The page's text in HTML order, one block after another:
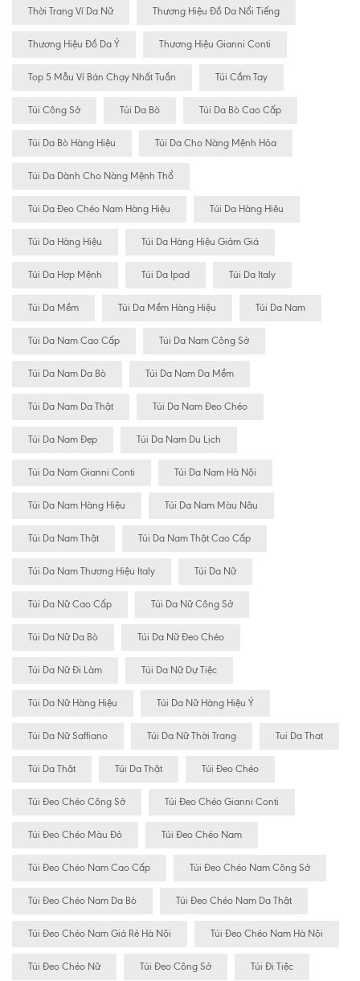
Thời Trang Ví Da Nữ Thương Hiệu Đồ Da Nổi Tiếng
Thương Hiệu Đồ Da Ý Thương Hiệu Gianni Conti
Top 5 Mẫu Ví Bán Chạy Nhất Tuần Túi Cầm Tay
Túi Công Sở Túi Da Bò Túi Da Bò Cao Cấp
Túi Da Bò Hàng Hiệu Túi Da Cho Nàng Mệnh Hỏa
Túi Da Dành Cho Nàng Mệnh Thổ
Túi Da Đeo Chéo Nam Hàng Hiệu Túi Da Hàng Hiêu
Túi Da Hàng Hiệu Túi Da Hàng Hiệu Giảm Giá
Túi Da Hợp Mệnh Túi Da Ipad Túi Da Italy
Túi Da Mềm Túi Da Mềm Hàng Hiệu Túi Da Nam
Túi Da Nam Cao Cấp Túi Da Nam Công Sở
Túi Da Nam Da Bò Túi Da Nam Da Mềm
Túi Da Nam Da Thật Túi Da Nam Đeo Chéo
Túi Da Nam Đẹp Túi Da Nam Du Lịch
Túi Da Nam Gianni Conti Túi Da Nam Hà Nội
Túi Da Nam Hàng Hiệu Túi Da Nam Màu Nâu
Túi Da Nam Thật Túi Da Nam Thật Cao Cấp
Túi Da Nam Thương Hiệu Italy Túi Da Nữ
Túi Da Nữ Cao Cấp Túi Da Nữ Công Sở
Túi Da Nữ Da Bò Túi Da Nữ Đeo Chéo
Túi Da Nữ Đi Làm Túi Da Nữ Dự Tiệc
Túi Da Nữ Hàng Hiệu Túi Da Nữ Hàng Hiệu Ý
Túi Da Nữ Saffiano Túi Da Nữ Thời Trang Tui Da That
Túi Da Thât Túi Da Thật Túi Đeo Chéo
Túi Đeo Chéo Công Sở Túi Đeo Chéo Gianni Conti
Túi Đeo Chéo Màu Đỏ Túi Đeo Chéo Nam
Túi Đeo Chéo Nam Cao Cấp Túi Đeo Chéo Nam Công Sở
Túi Đeo Chéo Nam Da Bò Túi Đeo Chéo Nam Da Thật
Túi Đeo Chéo Nam Giá Rẻ Hà Nội Túi Đeo Chéo Nam Hà Nội
Túi Đeo Chéo Nữ Túi Đeo Công Sở Túi Đi Tiệc